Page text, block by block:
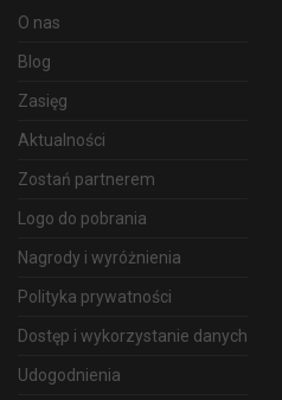
O nas
Blog
Zasięg
Aktualności
Zostań partnerem
Logo do pobrania
Nagrody i wyróżnienia
Polityka prywatności
Dostęp i wykorzystanie danych
Udogodnienia